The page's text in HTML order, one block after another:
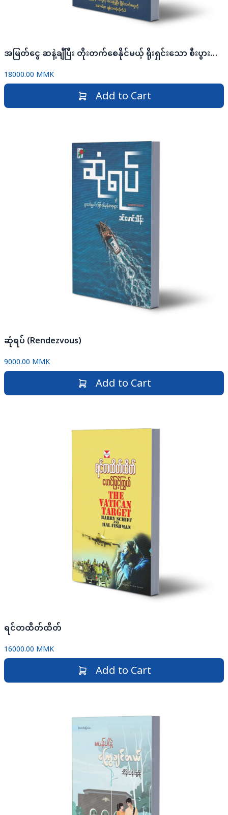
အမြတ်ငွေ ဆနဲ့ချီပြီး တိုးတက်စေနိုင်မယ့် ရိုးရှင်းသော စီးပွားရေးမဟာဗျူဟာများ
18000.00 MMK
Add to Cart
ဆုံရပ် (Rendezvous)
9000.00 MMK
Add to Cart
ရင်တထိတ်ထိတ်
16000.00 MMK
Add to Cart